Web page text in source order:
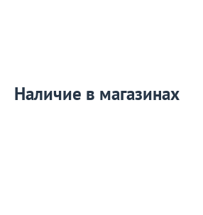
Наличие в магазинах